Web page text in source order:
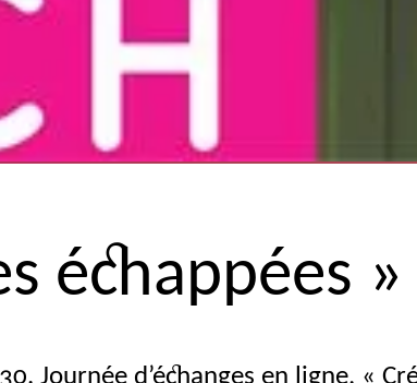
échappées »
Journée d’échanges en ligne, «